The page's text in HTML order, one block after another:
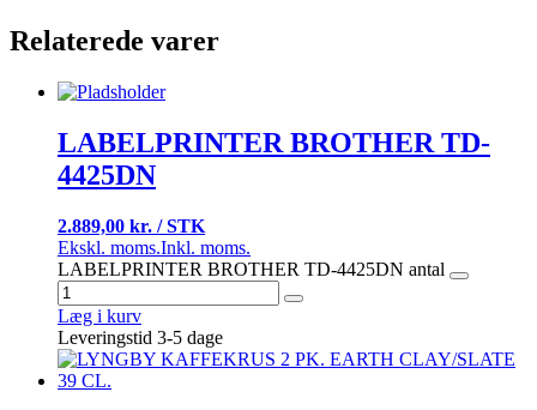
Relaterede varer
LABELPRINTER BROTHER TD-
4425DN
2.889,00 kr. / STK
Ekskl. moms.Inkl. moms.
LABELPRINTER BROTHER TD-4425DN antal
Læg i kurv
Leveringstid 3-5 dage